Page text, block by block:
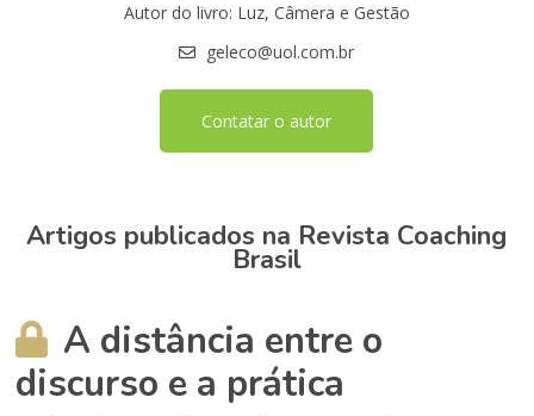
Autor do livro: Luz, Câmera e Gestão
geleco@uol.com.br
Contatar o autor
Artigos publicados na Revista Coaching
Brasil
A distância entre o
discurso e a prática